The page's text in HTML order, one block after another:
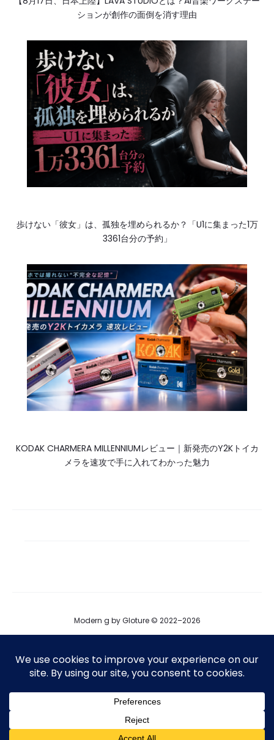
ションが創作の面倒を消す理由
歩けない「彼女」は、孤独を埋められるか？「U1に集まった1万
3361台分の予約」
KODAK CHARMERA MILLENNIUMレビュー｜新発売のY2Kトイカ
メラを速攻で手に入れてわかった魅力
Modern g by Gloture © 2022–2026
運営会社
プロダクト掲載
T F